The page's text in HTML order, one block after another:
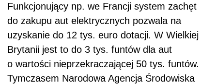
Funkcjonujący np. we Francji system zachęt
do zakupu aut elektrycznych pozwala na
uzyskanie do 12 tys. euro dotacji. W Wielkiej
Brytanii jest to do 3 tys. funtów dla aut
o wartości nieprzekraczającej 50 tys. funtów.
Tymczasem Narodowa Agencja Środowiska